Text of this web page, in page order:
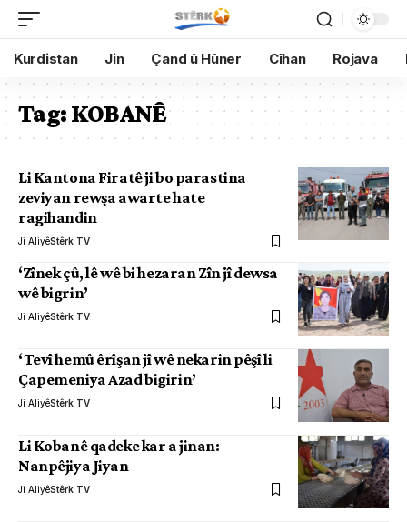
Kurdistan Jin Çand û Hûner Cîhan Rojava
Tag:KOBANÊ
Li Kantona Firatê ji bo parastina
zeviyan rewşa awarte hate
ragihandin
Ji AliyêStêrk TV
‘Zînek çû, lê wê bi hezaran Zîn jî dewsa
wê bigrin’
Ji AliyêStêrk TV
‘Tevî hemû êrîşan jî wê nekarin pêşî li
Çapemeniya Azad bigirin’
Ji AliyêStêrk TV
Li Kobanê qadeke kar a jinan:
Nanpêjiya Jiyan
Ji AliyêStêrk TV